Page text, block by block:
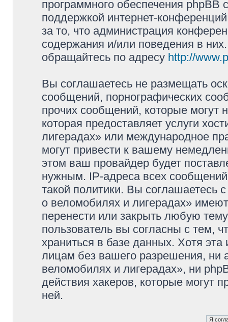
программного обеспечения phpBB
поддержкой интернет-
за то, что администрация
содержания и/или поведения в
обращайтесь по адресу http://
Вы соглашаетесь не размещать
сообщений, порнографических
прочих сообщений, которые могут
которая предоставляет услуги
лигерадах» или международное
могут привести к вашему
этом ваш провайдер будет
нужным. IP-адреса всех
такой политики. Вы
о веломобилях и лигерадах»
перенести или закрыть любую
пользователь вы согласны с тем,
храниться в базе данных. Хотя
лицам без вашего разрешения, ни
веломобилях и лигерадах», ни
действия хакеров, которые могут
ней.